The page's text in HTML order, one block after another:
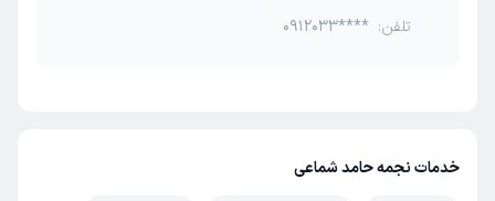
تلفن: 0912033****
خدمات نجمه حامد شماعی